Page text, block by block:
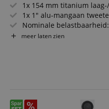
1x 154 mm titanium
1x 1" alu-mangaan
Nominale
Frequentiebereik: 42 -
meer laten zien